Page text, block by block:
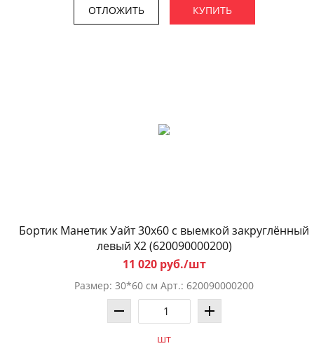
ОТЛОЖИТЬ КУПИТЬ
Бортик Манетик Уайт 30x60 с выемкой закруглённый
левый X2 (620090000200)
11 020 руб./шт
Размер: 30*60 см Арт.: 620090000200
шт